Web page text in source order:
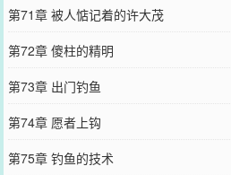
第71章 被人惦记着的许大茂
第72章 傻柱的精明
第73章 出门钓鱼
第74章 愿者上钩
第75章 钓鱼的技术